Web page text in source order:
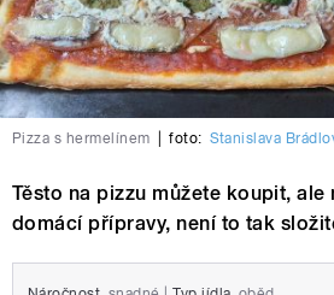
Pizza s hermelínem foto: Stanislava
Těsto na pizzu můžete koupit, ale
domácí přípravy, není to tak